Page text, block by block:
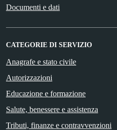
Documenti e dati
CATEGORIE DI SERVIZIO
Anagrafe e stato civile
Autorizzazioni
Educazione e formazione
Salute, benessere e assistenza
Tributi, finanze e contravvenzioni